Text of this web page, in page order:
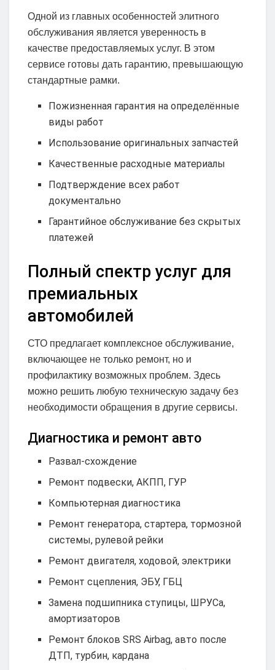
Одной из главных особенностей элитного
обслуживания является уверенность в
качестве предоставляемых услуг. В этом
сервисе готовы дать гарантию, превышающую
стандартные рамки.
Пожизненная гарантия на определённые
виды работ
Использование оригинальных запчастей
Качественные расходные материалы
Подтверждение всех работ
документально
Гарантийное обслуживание без скрытых
платежей
Полный спектр услуг для
премиальных
автомобилей
СТО предлагает комплексное обслуживание,
включающее не только ремонт, но и
профилактику возможных проблем. Здесь
можно решить любую техническую задачу без
необходимости обращения в другие сервисы.
Диагностика и ремонт авто
Развал-схождение
Ремонт подвески, АКПП, ГУР
Компьютерная диагностика
Ремонт генератора, стартера, тормозной
системы, рулевой рейки
Ремонт двигателя, ходовой, электрики
Ремонт сцепления, ЭБУ, ГБЦ
Замена подшипника ступицы, ШРУСа,
амортизаторов
Ремонт блоков SRS Airbag, авто после
ДТП, турбин, кардана